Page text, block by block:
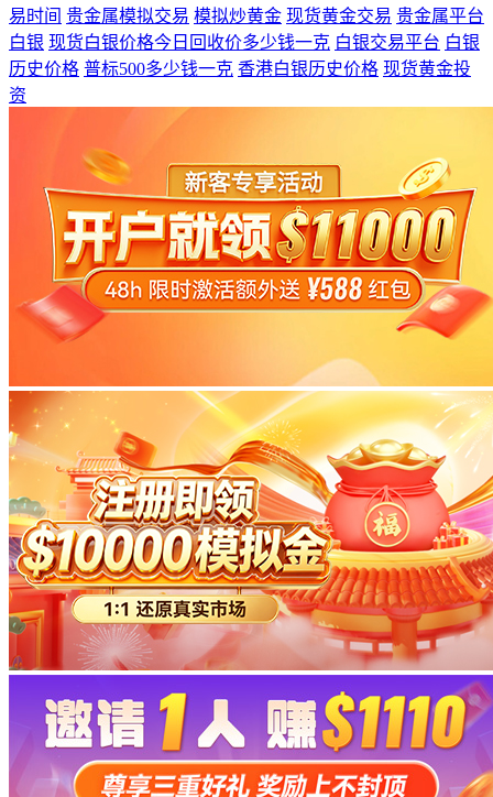
易时间 贵金属模拟交易 模拟炒黄金 现货黄金交易 贵金属平台
白银 现货白银价格今日回收价多少钱一克 白银交易平台 白银
历史价格 普标500多少钱一克 香港白银历史价格 现货黄金投
资